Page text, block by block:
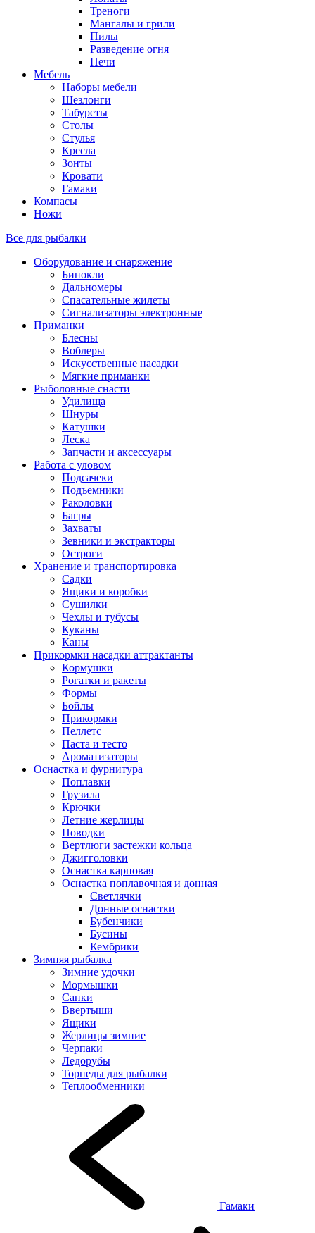
Треноги
Мангалы и грили
Пилы
Разведение огня
Печи
Мебель
Наборы мебели
Шезлонги
Табуреты
Столы
Стулья
Кресла
Зонты
Кровати
Гамаки
Компасы
Ножи
Все для рыбалки
Оборудование и снаряжение
Бинокли
Дальномеры
Спасательные жилеты
Сигнализаторы электронные
Приманки
Блесны
Воблеры
Искусственные насадки
Мягкие приманки
Рыболовные снасти
Удилища
Шнуры
Катушки
Леска
Запчасти и аксессуары
Работа с уловом
Подсачеки
Подъемники
Раколовки
Багры
Захваты
Зевники и экстракторы
Остроги
Хранение и транспортировка
Садки
Ящики и коробки
Сушилки
Чехлы и тубусы
Куканы
Каны
Прикормки насадки аттрактанты
Кормушки
Рогатки и ракеты
Формы
Бойлы
Прикормки
Пеллетс
Паста и тесто
Ароматизаторы
Оснастка и фурнитура
Поплавки
Грузила
Крючки
Летние жерлицы
Поводки
Вертлюги застежки кольца
Джигголовки
Оснастка карповая
Оснастка поплавочная и донная
Светлячки
Донные оснастки
Бубенчики
Бусины
Кембрики
Зимняя рыбалка
Зимние удочки
Мормышки
Санки
Ввертыши
Ящики
Жерлицы зимние
Черпаки
Ледорубы
Торпеды для рыбалки
Теплообменники
Гамаки